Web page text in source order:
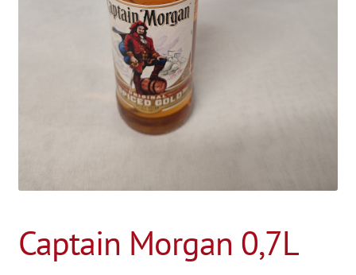
Captain Morgan 0,7L